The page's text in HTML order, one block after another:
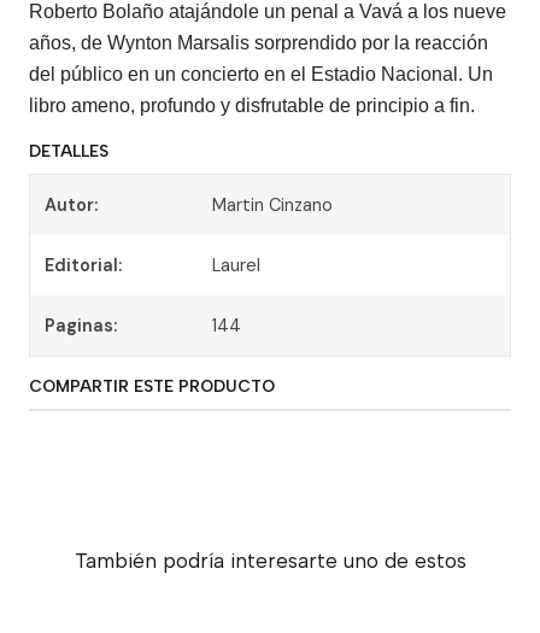
Roberto Bolaño atajándole un penal a Vavá a los nueve
años, de Wynton Marsalis sorprendido por la reacción
del público en un concierto en el Estadio Nacional. Un
libro ameno, profundo y disfrutable de principio a fin.
DETALLES
Autor: Martin Cinzano
Editorial: Laurel
Paginas: 144
COMPARTIR ESTE PRODUCTO
También podría interesarte uno de estos